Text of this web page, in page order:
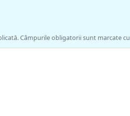
Câmpurile obligatorii sunt marcate cu